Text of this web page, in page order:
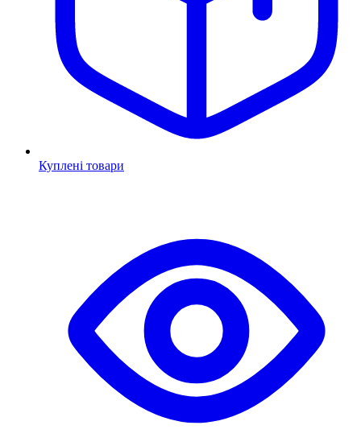
Куплені товари